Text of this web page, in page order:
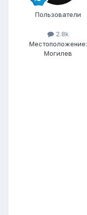
Пользователи
2.8k
Местоположение:
Могилев